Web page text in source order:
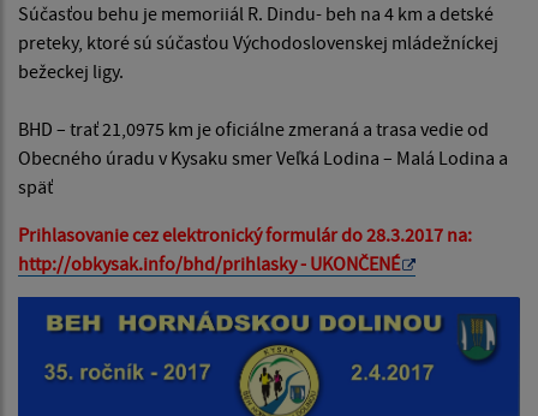
Súčasťou behu je memoriiál R. Dindu- beh na 4 km a detské
preteky, ktoré sú súčasťou Východoslovenskej mládežníckej
bežeckej ligy.
BHD – trať 21,0975 km je oficiálne zmeraná a trasa vedie od
Obecného úradu v Kysaku smer Veľká Lodina – Malá Lodina a
späť
Prihlasovanie cez elektronický formulár do 28.3.2017 na:
http://obkysak.info/bhd/prihlasky - UKONČENÉ